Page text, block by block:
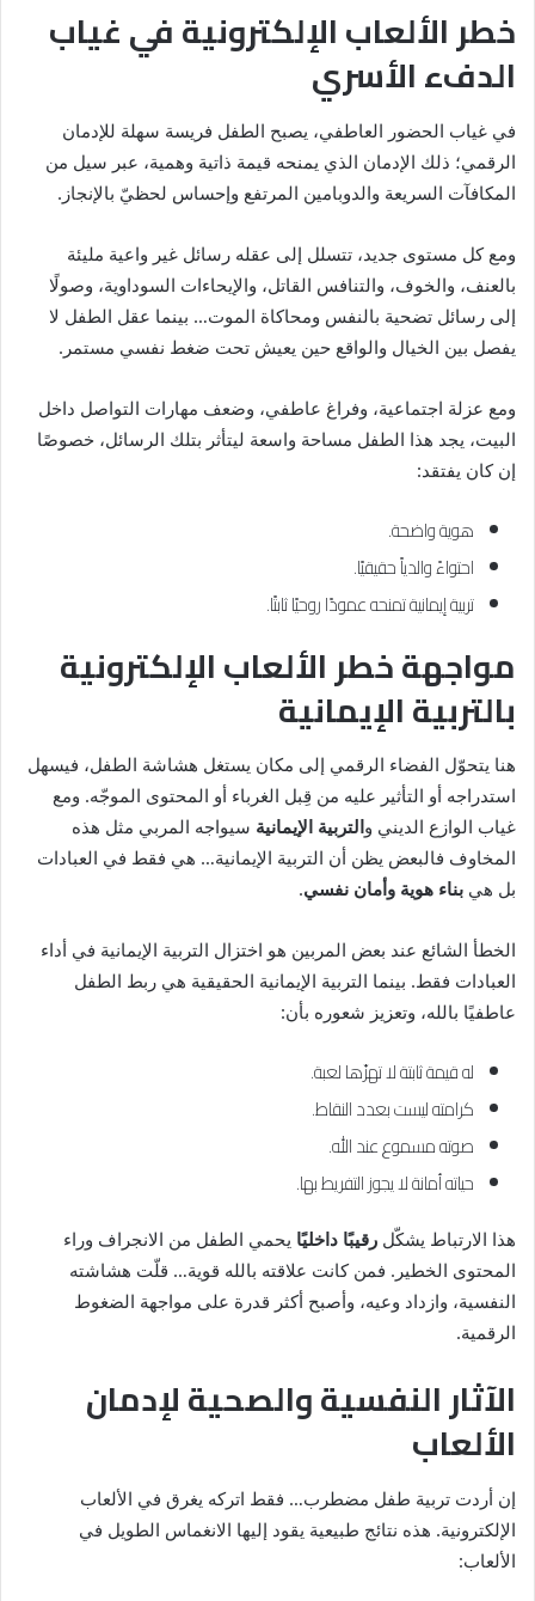
خطر الألعاب الإلكترونية في غياب
الدفء الأسري
في غياب الحضور العاطفي، يصبح الطفل فريسة سهلة للإدمان
الرقمي؛ ذلك الإدمان الذي يمنحه قيمة ذاتية وهمية، عبر سيل من
المكافآت السريعة والدوبامين المرتفع وإحساس لحظيّ بالإنجاز.
ومع كل مستوى جديد، تتسلل إلى عقله رسائل غير واعية مليئة
بالعنف، والخوف، والتنافس القاتل، والإيحاءات السوداوية، وصولًا
إلى رسائل تضحية بالنفس ومحاكاة الموت… بينما عقل الطفل لا
يفصل بين الخيال والواقع حين يعيش تحت ضغط نفسي مستمر.
ومع عزلة اجتماعية، وفراغ عاطفي، وضعف مهارات التواصل داخل
البيت، يجد هذا الطفل مساحة واسعة ليتأثر بتلك الرسائل، خصوصًا
إن كان يفتقد:
هوية واضحة.
احتواءً والدياً حقيقيًا.
تربية إيمانية تمنحه عمودًا روحيًا ثابتًا.
مواجهة خطر الألعاب الإلكترونية
بالتربية الإيمانية
هنا يتحوّل الفضاء الرقمي إلى مكان يستغل هشاشة الطفل، فيسهل
استدراجه أو التأثير عليه من قِبل الغرباء أو المحتوى الموجّه. ومع
غياب الوازع الديني والتربية الإيمانية سيواجه المربي مثل هذه
المخاوف فالبعض يظن أن التربية الإيمانية… هي فقط في العبادات
بل هي بناء هوية وأمان نفسي.
الخطأ الشائع عند بعض المربين هو اختزال التربية الإيمانية في أداء
العبادات فقط. بينما التربية الإيمانية الحقيقية هي ربط الطفل
عاطفيًا بالله، وتعزيز شعوره بأن:
له قيمة ثابتة لا تهزّها لعبة.
كرامته ليست بعدد النقاط.
صوته مسموع عند الله.
حياته أمانة لا يجوز التفريط بها.
هذا الارتباط يشكّل رقيبًا داخليًا يحمي الطفل من الانجراف وراء
المحتوى الخطير. فمن كانت علاقته بالله قوية… قلّت هشاشته
النفسية، وازداد وعيه، وأصبح أكثر قدرة على مواجهة الضغوط
الرقمية.
الآثار النفسية والصحية لإدمان
الألعاب
إن أردت تربية طفل مضطرب… فقط اتركه يغرق في الألعاب
الإلكترونية. هذه نتائج طبيعية يقود إليها الانغماس الطويل في
الألعاب: